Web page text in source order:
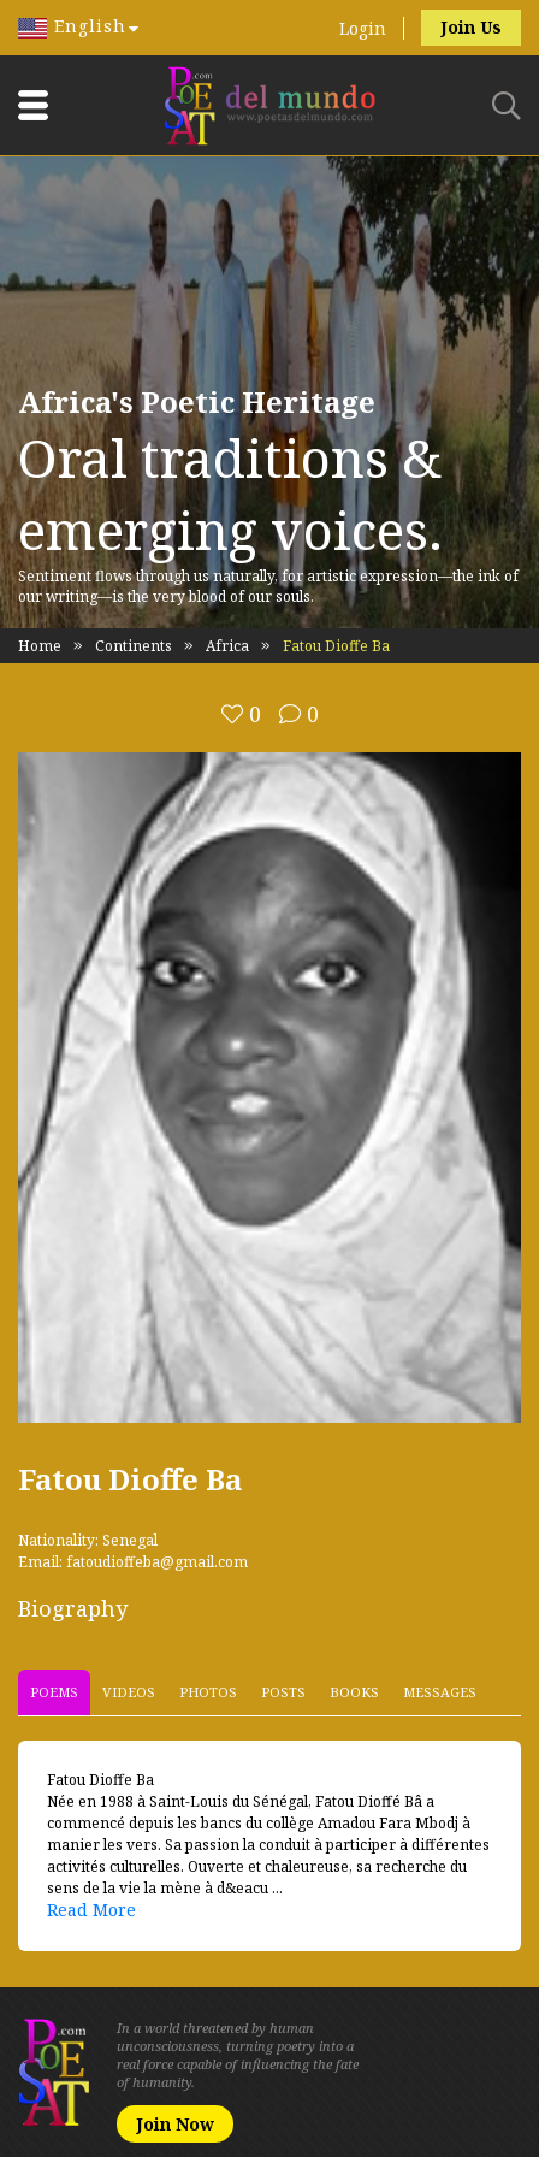
English Login Join Us
Africa's Poetic Heritage
Oral traditions &
emerging voices.
Sentiment flows through us naturally, for artistic expression—the ink of
our writing—is the very blood of our souls.
Home Continents Africa Fatou Dioffe Ba
0 0
Fatou Dioffe Ba
Nationality: Senegal
Email: fatoudioffeba@gmail.com
Biography
POEMS VIDEOS PHOTOS POSTS BOOKS MESSAGES
Fatou Dioffe Ba
Née en 1988 à Saint-Louis du Sénégal, Fatou Dioffé Bâ a
commencé depuis les bancs du collège Amadou Fara Mbodj à
manier les vers. Sa passion la conduit à participer à différentes
activités culturelles. Ouverte et chaleureuse, sa recherche du
sens de la vie la mène à d&eacu ...
Read More
In a world threatened by human
unconsciousness, turning poetry into a
real force capable of influencing the fate
of humanity.
Join Now